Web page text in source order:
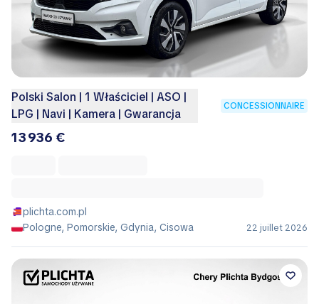
Polski Salon | 1 Właściciel | ASO |
LPG | Navi | Kamera | Gwarancja
CONCESSIONNAIRE
13 936 €
plichta.com.pl
Pologne, Pomorskie, Gdynia, Cisowa
22 juillet 2026